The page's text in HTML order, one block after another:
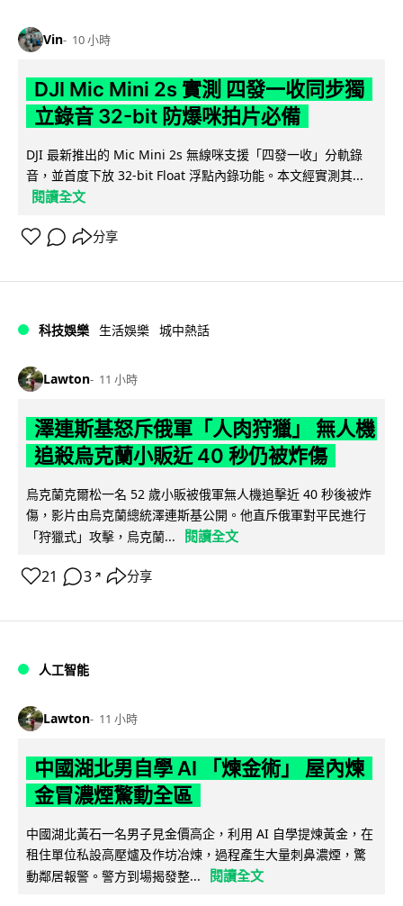
Vin 10 小時
DJI Mic Mini 2s 實測 四發一收同步獨
立錄音 32-bit 防爆咪拍片必備
DJI 最新推出的 Mic Mini 2s 無線咪支援「四發一收」分軌錄
音，並首度下放 32-bit Float 浮點內錄功能。本文經實測其...
閱讀全文
分享
科技娛樂 生活娛樂 城中熱話
Lawton 11 小時
澤連斯基怒斥俄軍「人肉狩獵」 無人機
追殺烏克蘭小販近 40 秒仍被炸傷
烏克蘭克爾松一名 52 歲小販被俄軍無人機追擊近 40 秒後被炸
傷，影片由烏克蘭總統澤連斯基公開。他直斥俄軍對平民進行
「狩獵式」攻擊，烏克蘭...
閱讀全文
21 3 ↗ 分享
人工智能
Lawton 11 小時
中國湖北男自學 AI 「煉金術」 屋內煉
金冒濃煙驚動全區
中國湖北黃石一名男子見金價高企，利用 AI 自學提煉黃金，在
租住單位私設高壓爐及作坊冶煉，過程產生大量刺鼻濃煙，驚
動鄰居報警。警方到場揭發整...
閱讀全文